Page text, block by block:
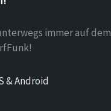
immer auf dem
& Android